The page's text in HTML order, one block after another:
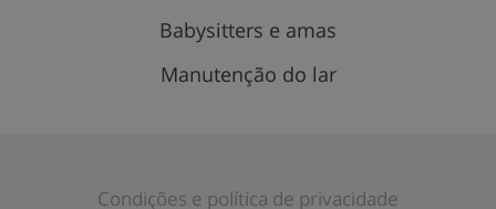
Babysitters e amas
Manutenção do lar
Condições e política de privacidade